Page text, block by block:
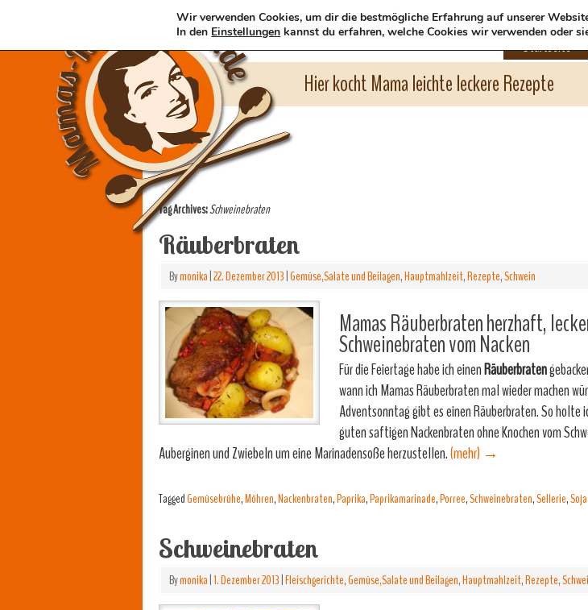
Hier kocht Mama leichte leckere Rezepte
Startseite
Tag Archives:Schweinebraten
Räuberbraten
Bymonika|22. Dezember 2013|Gemüse,Salate und Beilagen,Hauptmahlzeit,Rezepte,Schwein
Mamas Räuberbraten herzhaft,
Schweinebraten vom Nacken
Für die Feiertage habe ich einenRäuberbraten
wann ich Mamas Räuberbraten mal wieder machen
Adventsonntag gibt es einen Räuberbraten. So holte
guten saftigen Nackenbraten ohne Knochen vom
Auberginen und Zwiebeln um eine Marinadensoße herzustellen.(mehr) →
TaggedGemüsebrühe,Möhren,Nackenbraten,Paprika,Paprikamarinade,Porree,Schweinebraten,Sellerie,
Schweinebraten
Bymonika|1. Dezember 2013|Fleischgerichte,Gemüse,Salate und Beilagen,Hauptmahlzeit,Rezepte,
Wir verwenden Cookies, um dir die bestmögliche Erfahrung auf unserer
In den Einstellungen kannst du erfahren, welche Cookies wir verwenden oder